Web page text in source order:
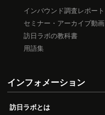
インバウンド調査レポート
セミナー・アーカイブ動画
訪日ラボの教科書
用語集
インフォメーション
訪日ラボとは